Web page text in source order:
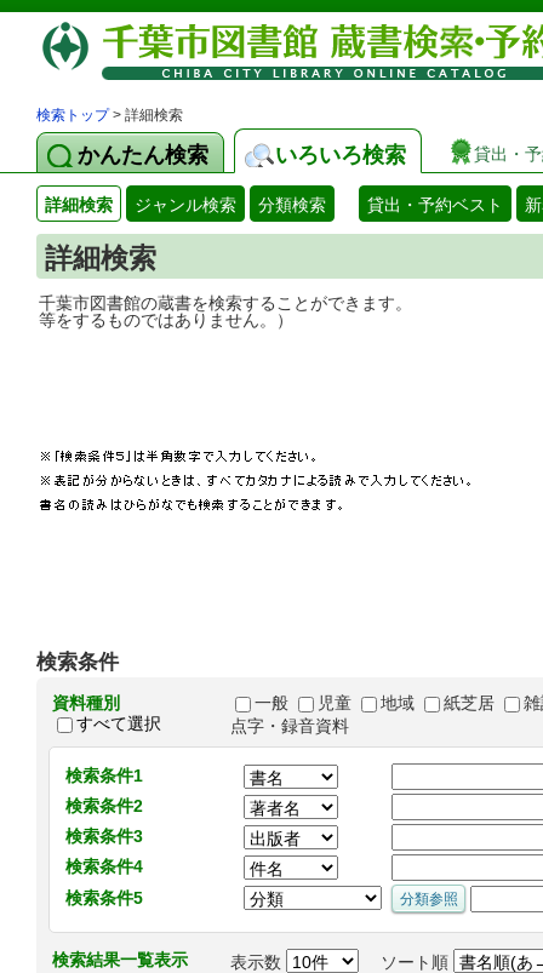
検索トップ> 詳細検索
かんたん検索 いろいろ検索 貸出・
詳細検索 ジャンル検索 分類検索 貸出・予約ベスト
詳細検索
千葉市図書館の蔵書を検索することがで
等をするものではありません。）
検索条件
資料種別
すべて選択
一般 児童 地域 紙芝居
点字・録音資料
検索条件1
検索条件2
検索条件3
検索条件4
検索条件5
検索結果一覧表示 表示数 ソート順